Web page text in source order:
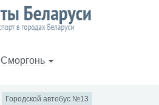
Сморгонь
Городской автобус №13